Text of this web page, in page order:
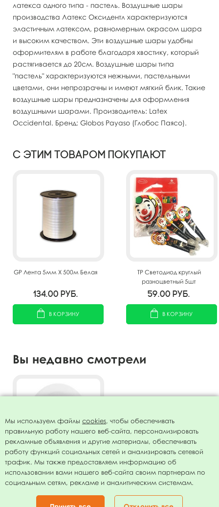
латекса одного типа - пастель. Воздушные шары
производства Латекс Оксидентл характеризуются
эластичным латексом, равномерным окрасом шара
и высоким качеством. Эти воздушные шары удобны
оформителям в работе благодаря хвостику, который
растягивается до 20см. Воздушные шары типа
"пастель" характеризуются нежными, пастельными
цветами, они непрозрачны и имеют мягкий блик. Такие
воздушные шары предназначены для оформления
воздушными шарами. Производитель: Latex
Occidental. Бренд: Globos Payaso (Глобос Паясо).
С этим товаром покупают
GP Лента 5мм X 500м Белая
134.00 руб.
В КОРЗИНУ
TP Светодиод круглый
разноцветный 5шт
59.00 руб.
В КОРЗИНУ
Вы недавно смотрели
Воздушный шар 9"/23см
Пастель WHITE 004 100шт
441.00руб.
Мы используем файлы cookies, чтобы обеспечивать
правильную работу нашего веб-сайта, персонализировать
рекламные объявления и другие материалы, обеспечивать
работу функций социальных сетей и анализировать сетевой
трафик. Мы также предоставляем информацию об
использовании вами нашего веб-сайта своим партнерам по
социальным сетям, рекламе и аналитическим системам.